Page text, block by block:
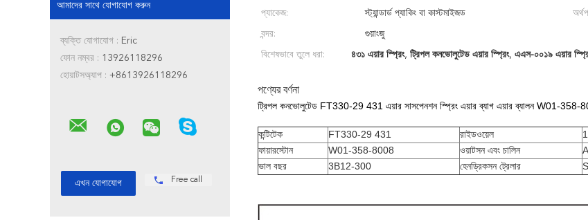
আমাদের সাথে যোগাযোগ করুন
ব্যক্তি যোগাযোগ : Eric
ফোন নম্বর : 13926118296
হোয়াটসঅ্যাপ : +8613926118296
Free call
প্যাকেজ: স্ট্যান্ডার্ড প্যাকিং বা কাস্টমাইজড
বন্দর: গুয়াংজু
বিশেষভাবে তুলে ধরা: ৪৩১ এয়ার স্প্রিং, ট্রিপল কনভোলুটেড এয়ার স্প্রিং, এএস-০০১৯ এয়ার
পণ্যের বর্ণনা
ট্রিপল কনভোলুটেড FT330-29 431 এয়ার সাসপেনশন স্প্রিং এয়ার ব্যাগ এয়ার ব্যালন W01-
কন্টিটেক FT330-29 431 রাইডওয়েল
ফায়ারস্টোন
W01-358-8008 ওয়াটসন এবং চালিন
ভাল বছর
3B12-300 হেনড্রিকসন ট্রেলার